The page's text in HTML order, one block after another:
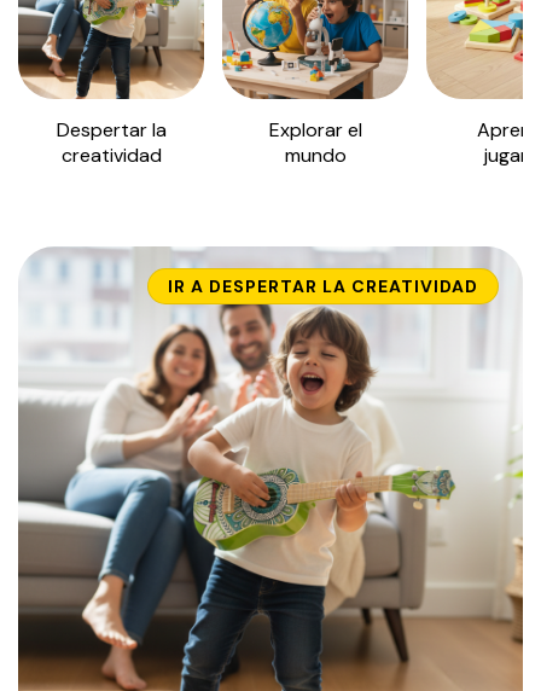
Despertar la
creatividad
Explorar el
mundo
IR A DESPERTAR LA CREATIVIDAD